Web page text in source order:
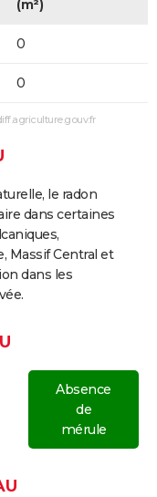
(m²)
0
0
le radon
dans certaines
Massif Central et
dans les
Absence
de
mérule